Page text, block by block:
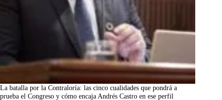
La batalla por la Contraloría: las cinco cualidades que pondrá a
prueba el Congreso y cómo encaja Andrés Castro en ese perfil